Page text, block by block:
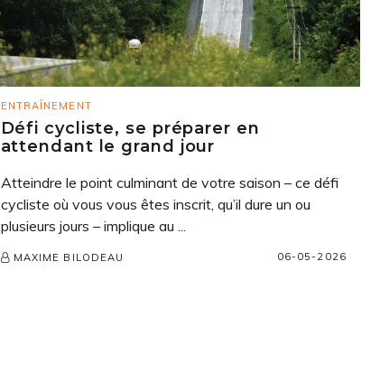
ENTRAÎNEMENT
Défi cycliste, se préparer en
attendant le grand jour
Atteindre le point culminant de votre saison – ce défi
cycliste où vous vous êtes inscrit, qu’il dure un ou
plusieurs jours – implique au ...
MAXIME BILODEAU 06-05-2026